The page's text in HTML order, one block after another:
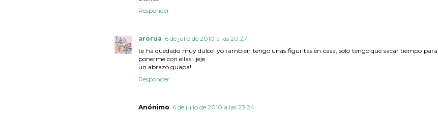
Responder
arorua 6 de julio de 2010 a las 20:27
te ha quedado muy dulce! yo tambien tengo unas figuritas en casa, solo tengo que sacar tiempo para
ponerme con ellas...jeje
un abrazo guapa!
Responder
Anónimo 6 de julio de 2010 a las 23:24